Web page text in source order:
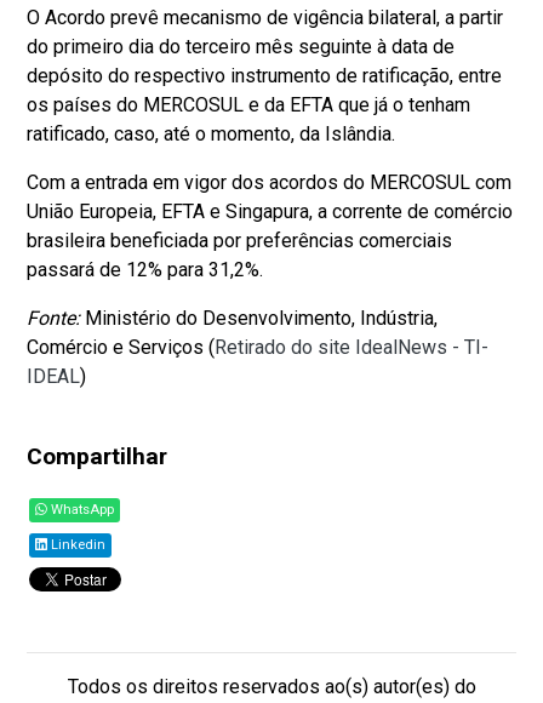
O Acordo prevê mecanismo de vigência bilateral, a partir
do primeiro dia do terceiro mês seguinte à data de
depósito do respectivo instrumento de ratificação, entre
os países do MERCOSUL e da EFTA que já o tenham
ratificado, caso, até o momento, da Islândia.
Com a entrada em vigor dos acordos do MERCOSUL com
União Europeia, EFTA e Singapura, a corrente de comércio
brasileira beneficiada por preferências comerciais
passará de 12% para 31,2%.
Fonte:Ministério do Desenvolvimento, Indústria,
Comércio e Serviços (Retirado do site IdealNews - TI-
IDEAL)
Compartilhar
WhatsApp
Linkedin
Todos os direitos reservados ao(s) autor(es) do